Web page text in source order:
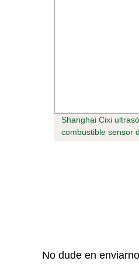
Shanghai Cixi
combustible sensor
No dude en